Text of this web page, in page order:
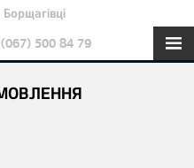
500 84 79